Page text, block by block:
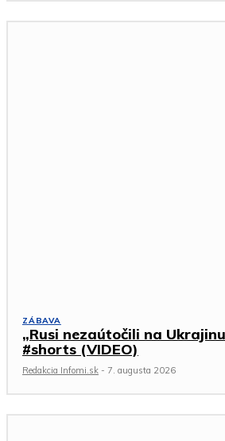
ZÁBAVA
„Rusi nezaútočili na
#shorts (VIDEO)
Redakcia Infomi.sk - 7. augusta 2026